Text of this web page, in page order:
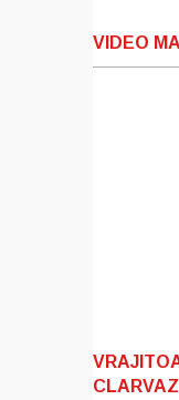
VIDEO